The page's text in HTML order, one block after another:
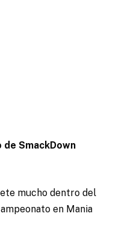
de SmackDown
mucho dentro del
en Mania